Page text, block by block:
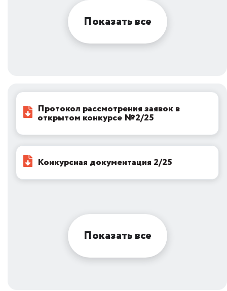
Показать все
Протокол рассмотрения заявок в
открытом конкурсе №2/25
Конкурсная документация 2/25
Показать все